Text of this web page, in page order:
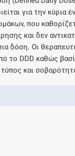
για την κύρια
που
και δεν
δόση. Οι
το DDD καθώς
και